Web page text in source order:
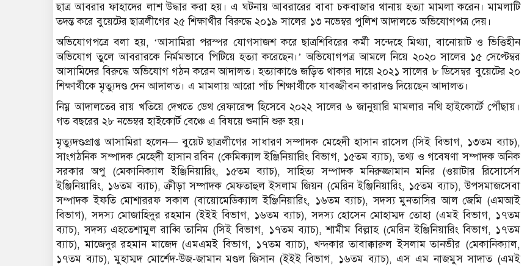
ছাত্র আবরার ফাহাদের লাশ উদ্ধার করা হয়। এ ঘটনায় আবরারের বাবা চকবাজার থানায় হত্যা মামলা করেন। মামলাটি
তদন্ত করে বুয়েটের ছাত্রলীগের ২৫ শিক্ষার্থীর বিরুদ্ধে ২০১৯ সালের ১৩ নভেম্বর পুলিশ আদালতে অভিযোগপত্র দেয়।
অভিযোগপত্রে বলা হয়, ‘আসামিরা পরস্পর যোগসাজশ করে ছাত্রশিবিরের কর্মী সন্দেহে মিথ্যা, বানোয়াট ও ভিত্তিহীন
অভিযোগ তুলে আবরারকে নির্মমভাবে পিটিয়ে হত্যা করেছেন।’ অভিযোগপত্র আমলে নিয়ে ২০২০ সালের ১৫ সেপ্টেম্বর
আসামিদের বিরুদ্ধে অভিযোগ গঠন করেন আদালত। হত্যাকাণ্ডে জড়িত থাকার দায়ে ২০২১ সালের ৮ ডিসেম্বর বুয়েটের ২০
শিক্ষার্থীকে মৃত্যুদণ্ড দেন আদালত। এ মামলায় আরো পাঁচ শিক্ষার্থীকে যাবজ্জীবন কারাদণ্ড দিয়েছেন আদালত।
নিম্ন আদালতের রায় খতিয়ে দেখতে ডেথ রেফারেন্স হিসেবে ২০২২ সালের ৬ জানুয়ারি মামলার নথি হাইকোর্টে পৌঁছায়।
গত বছরের ২৮ নভেম্বর হাইকোর্ট বেঞ্চে এ বিষয়ে শুনানি শুরু হয়।
মৃত্যুদণ্ডপ্রাপ্ত আসামিরা হলেন— বুয়েট ছাত্রলীগের সাধারণ সম্পাদক মেহেদী হাসান রাসেল (সিই বিভাগ, ১৩তম ব্যাচ),
সাংগঠনিক সম্পাদক মেহেদী হাসান রবিন (কেমিক্যাল ইঞ্জিনিয়ারিং বিভাগ, ১৫তম ব্যাচ), তথ্য ও গবেষণা সম্পাদক অনিক
সরকার অপু (মেকানিক্যাল ইঞ্জিনিয়ারিং, ১৫তম ব্যাচ), সাহিত্য সম্পাদক মনিরুজ্জামান মনির (ওয়াটার রিসোর্সেস
ইঞ্জিনিয়ারিং, ১৬তম ব্যাচ), ক্রীড়া সম্পাদক মেফতাহুল ইসলাম জিয়ন (মেরিন ইঞ্জিনিয়ারিং, ১৫তম ব্যাচ), উপসমাজসেবা
সম্পাদক ইফতি মোশাররফ সকাল (বায়োমেডিক্যাল ইঞ্জিনিয়ারিং, ১৬তম ব্যাচ), সদস্য মুনতাসির আল জেমি (এমআই
বিভাগ), সদস্য মোজাহিদুর রহমান (ইইই বিভাগ, ১৬তম ব্যাচ), সদস্য হোসেন মোহাম্মদ তোহা (এমই বিভাগ, ১৭তম
ব্যাচ), সদস্য এহতেশামুল রাব্বি তানিম (সিই বিভাগ, ১৭তম ব্যাচ), শামীম বিল্লাহ (মেরিন ইঞ্জিনিয়ারিং বিভাগ, ১৭তম
ব্যাচ), মাজেদুর রহমান মাজেদ (এমএমই বিভাগ, ১৭তম ব্যাচ), খন্দকার তাবাক্কারুল ইসলাম তানভীর (মেকানিক্যাল,
১৭তম ব্যাচ), মুহাম্মদ মোর্শেদ-উজ-জামান মণ্ডল জিসান (ইইই বিভাগ, ১৬তম ব্যাচ), এস এম নাজমুস সাদাত (এমই